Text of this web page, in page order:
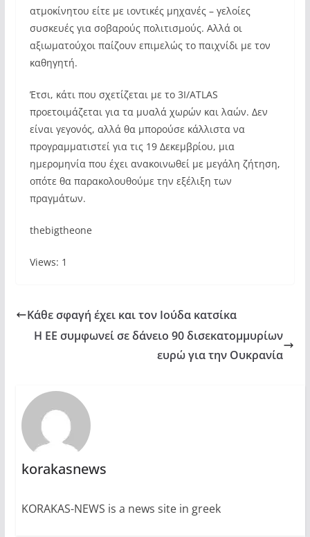
ατμοκίνητου είτε με ιοντικές μηχανές – γελοίες
συσκευές για σοβαρούς πολιτισμούς. Αλλά οι
αξιωματούχοι παίζουν επιμελώς το παιχνίδι με τον
καθηγητή.
Έτσι, κάτι που σχετίζεται με το 3I/ATLAS
προετοιμάζεται για τα μυαλά χωρών και λαών. Δεν
είναι γεγονός, αλλά θα μπορούσε κάλλιστα να
προγραμματιστεί για τις 19 Δεκεμβρίου, μια
ημερομηνία που έχει ανακοινωθεί με μεγάλη ζήτηση,
οπότε θα παρακολουθούμε την εξέλιξη των
πραγμάτων.
thebigtheone
Views: 1
Κάθε σφαγή έχει και τον Ιούδα κατσίκα
Η ΕΕ συμφωνεί σε δάνειο 90 δισεκατομμυρίων
ευρώ για την Ουκρανία
korakasnews
KORAKAS-NEWS is a news site in greek